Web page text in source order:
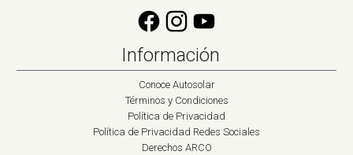
Información
Conoce Autosolar
Términos y Condiciones
Política de Privacidad
Política de Privacidad Redes Sociales
Derechos ARCO